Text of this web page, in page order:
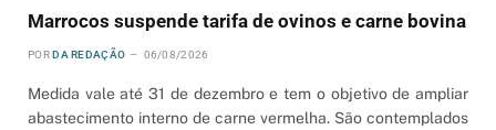
Marrocos suspende tarifa de ovinos e carne bovina
POR DA REDAÇÃO 06/08/2026
Medida vale até 31 de dezembro e tem o objetivo de ampliar
abastecimento interno de carne vermelha. São contemplados